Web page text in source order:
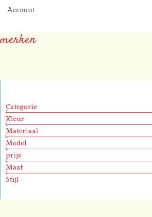
Account
merken
Categorie
Kleur
Materiaal
Model
prijs
Maat
Stijl